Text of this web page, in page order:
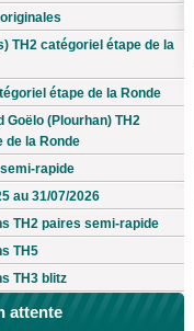
TH2 catégoriel étape de la
étape de la Ronde
Goëlo (Plourhan) TH2
de la Ronde
rapide
au 31/07/2026
TH2 paires semi-rapide
TH5
TH3 blitz
attente